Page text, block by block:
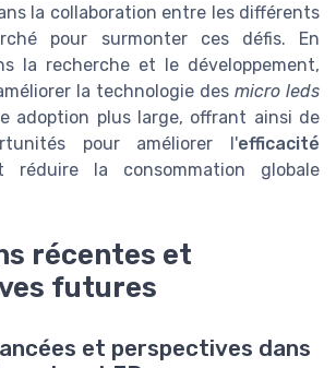
la collaboration entre les différents
pour surmonter ces défis. En
la recherche et le développement,
la technologie des micro leds
adoption plus large, offrant ainsi de
pour améliorer l'efficacité
réduire la consommation globale
récentes et
futures
et perspectives dans